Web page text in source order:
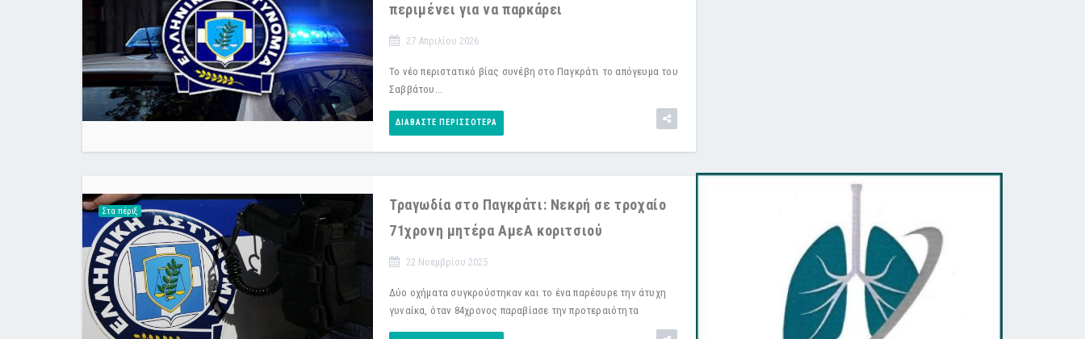
περιμένει για να παρκάρει
27 Απριλίου 2026
Το νέο περιστατικό βίας συνέβη στο Παγκράτι το απόγευμα του
Σαββάτου...
ΔΙΑΒΆΣΤΕ ΠΕΡΙΣΣΌΤΕΡΑ
Στα πέριξ
Τραγωδία στο Παγκράτι: Νεκρή σε τροχαίο
71χρονη μητέρα ΑμεΑ κοριτσιού
22 Νοεμβρίου 2025
Δύο οχήματα συγκρούστηκαν και το ένα παρέσυρε την άτυχη
γυναίκα, όταν 84χρονος παραβίασε την προτεραιότητα